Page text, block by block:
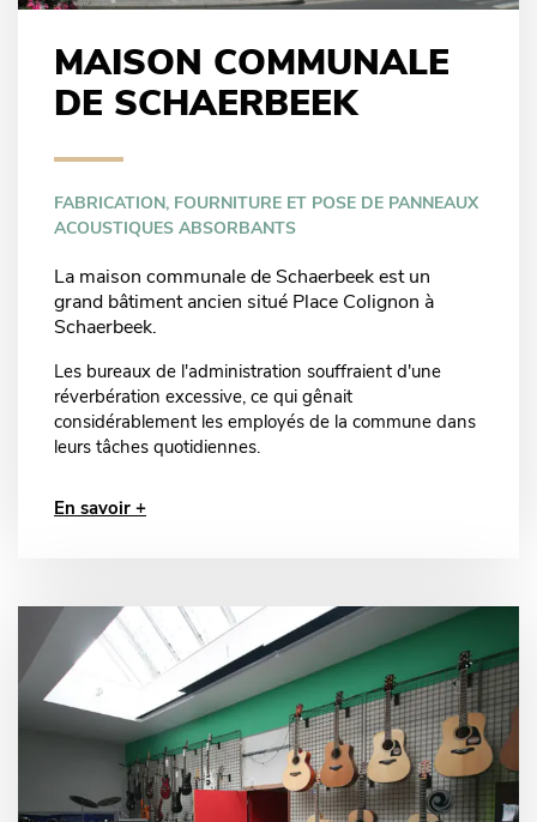
MAISON COMMUNALE
DE SCHAERBEEK
FABRICATION, FOURNITURE ET POSE DE PANNEAUX
ACOUSTIQUES ABSORBANTS
La maison communale de Schaerbeek est un
grand bâtiment ancien situé Place Colignon à
Schaerbeek.
Les bureaux de l'administration souffraient d'une
réverbération excessive, ce qui gênait
considérablement les employés de la commune dans
leurs tâches quotidiennes.
En savoir +